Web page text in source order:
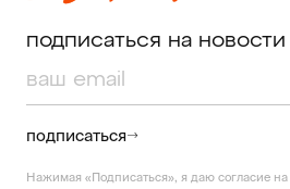
подписаться на новости
подписаться
Нажимая «Подписаться», я даю согласие на